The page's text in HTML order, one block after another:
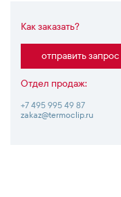
Как заказать?
отправить запрос
Отдел продаж:
+7 495 995 49 87
zakaz@termoclip.ru